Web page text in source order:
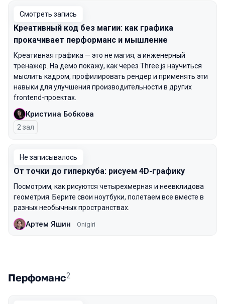
Смотреть запись
Креативный код без магии: как графика
прокачивает перформанс и мышление
Креативная графика — это не магия, а инженерный
тренажер. На демо покажу, как через Three.js научиться
мыслить кадром, профилировать рендер и применять эти
навыки для улучшения производительности в других
frontend-проектах.
Кристина Бобкова
2 зал
Не записывалось
От точки до гиперкуба: рисуем 4D-графику
Посмотрим, как рисуются четырехмерная и неевклидова
геометрия. Берите свои ноутбуки, полетаем все вместе в
разных необычных пространствах.
Артем Яшин Onigiri
Перфоманс2